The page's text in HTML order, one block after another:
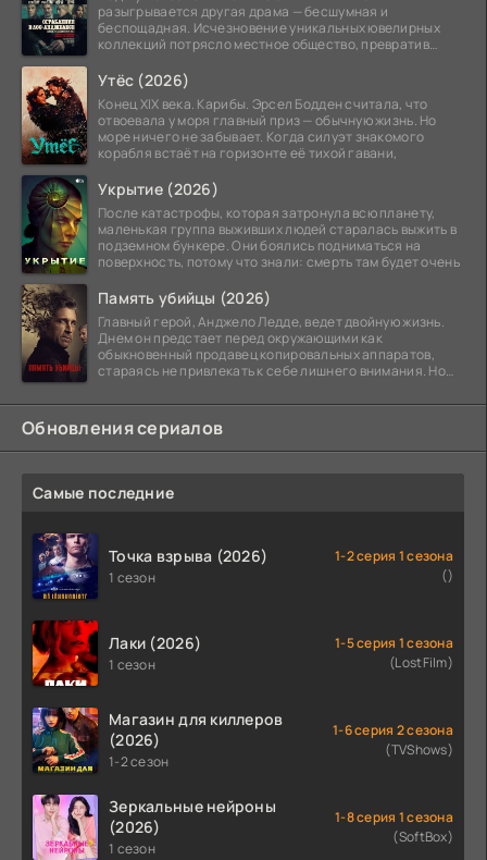
разыгрывается другая драма — бесшумная и
беспощадная. Исчезновение уникальных ювелирных
коллекций потрясло местное общество, превратив
Утёс (2026)
Конец XIX века. Карибы. Эрсел Бодден считала, что
отвоевала у моря главный приз — обычную жизнь. Но
море ничего не забывает. Когда силуэт знакомого
корабля встаёт на горизонте её тихой гавани,
Укрытие (2026)
После катастрофы, которая затронула всю планету,
маленькая группа выживших людей старалась выжить в
подземном бункере. Они боялись подниматься на
поверхность, потому что знали: смерть там будет очень
Память убийцы (2026)
Главный герой, Анджело Ледде, ведет двойную жизнь.
Днем он предстает перед окружающими как
обыкновенный продавец копировальных аппаратов,
стараясь не привлекать к себе лишнего внимания. Но
Обновления сериалов
Самые последние
Точка взрыва (2026)
1 сезон
1-2 серия 1 сезона
()
Лаки (2026)
1 сезон
1-5 серия 1 сезона
(LostFilm)
Магазин для киллеров
(2026)
1-2 сезон
1-6 серия 2 сезона
(TVShows)
Зеркальные нейроны
(2026)
1 сезон
1-8 серия 1 сезона
(SoftBox)